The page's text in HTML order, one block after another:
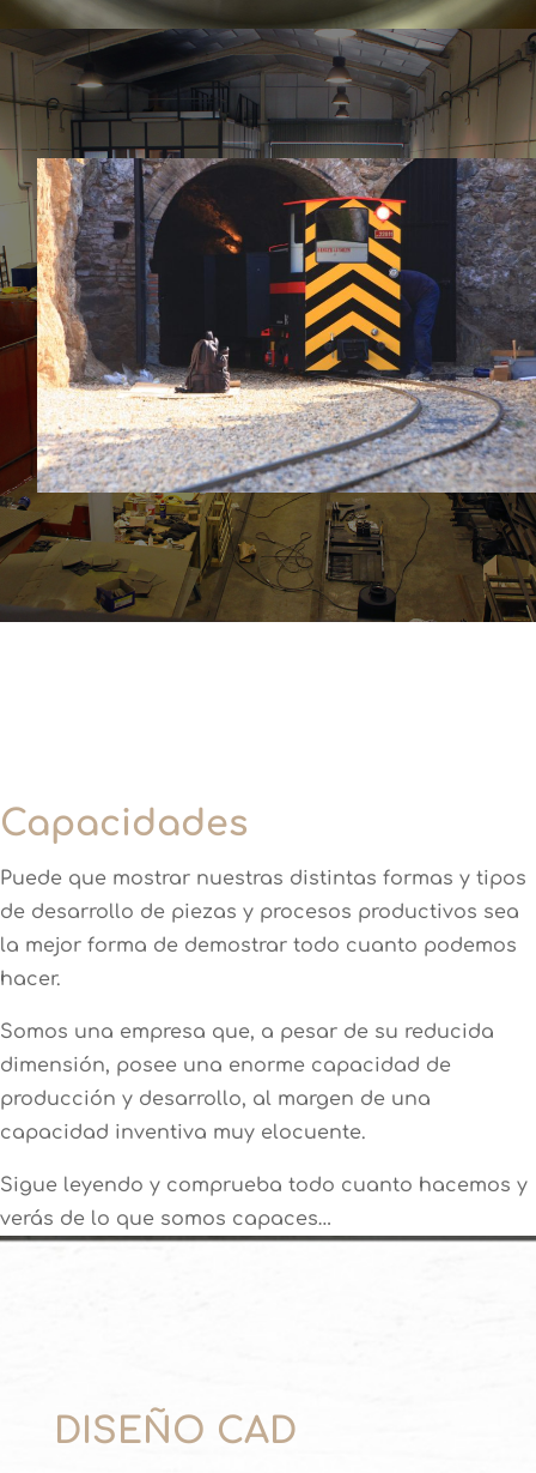
Capacidades
Puede que mostrar nuestras distintas formas y tipos
de desarrollo de piezas y procesos productivos sea
la mejor forma de demostrar todo cuanto podemos
hacer.
Somos una empresa que, a pesar de su reducida
dimensión, posee una enorme capacidad de
producción y desarrollo, al margen de una
capacidad inventiva muy elocuente.
Sigue leyendo y comprueba todo cuanto hacemos y
verás de lo que somos capaces…
DISEÑO CAD